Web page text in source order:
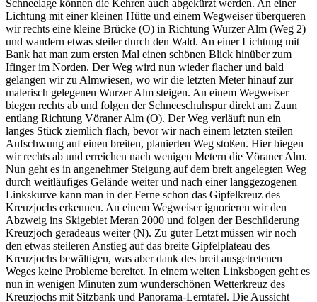
Schneelage können die Kehren auch abgekürzt werden. An einer
Lichtung mit einer kleinen Hütte und einem Wegweiser überqueren
wir rechts eine kleine Brücke (O) in Richtung Wurzer Alm (Weg 2)
und wandern etwas steiler durch den Wald. An einer Lichtung mit
Bank hat man zum ersten Mal einen schönen Blick hinüber zum
Ifinger im Norden. Der Weg wird nun wieder flacher und bald
gelangen wir zu Almwiesen, wo wir die letzten Meter hinauf zur
malerisch gelegenen Wurzer Alm steigen. An einem Wegweiser
biegen rechts ab und folgen der Schneeschuhspur direkt am Zaun
entlang Richtung Vöraner Alm (O). Der Weg verläuft nun ein
langes Stück ziemlich flach, bevor wir nach einem letzten steilen
Aufschwung auf einen breiten, planierten Weg stoßen. Hier biegen
wir rechts ab und erreichen nach wenigen Metern die Vöraner Alm.
Nun geht es in angenehmer Steigung auf dem breit angelegten Weg
durch weitläufiges Gelände weiter und nach einer langgezogenen
Linkskurve kann man in der Ferne schon das Gipfelkreuz des
Kreuzjochs erkennen. An einem Wegweiser ignorieren wir den
Abzweig ins Skigebiet Meran 2000 und folgen der Beschilderung
Kreuzjoch geradeaus weiter (N). Zu guter Letzt müssen wir noch
den etwas steileren Anstieg auf das breite Gipfelplateau des
Kreuzjochs bewältigen, was aber dank des breit ausgetretenen
Weges keine Probleme bereitet. In einem weiten Linksbogen geht es
nun in wenigen Minuten zum wunderschönen Wetterkreuz des
Kreuzjochs mit Sitzbank und Panorama-Lerntafel. Die Aussicht